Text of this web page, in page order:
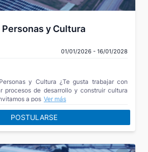
Personas y Cultura
01/01/2026 - 16/01/2028
y Cultura ¿Te gusta trabajar con
procesos de desarrollo y construir cultura
a postularte!
Ver más
POSTULARSE